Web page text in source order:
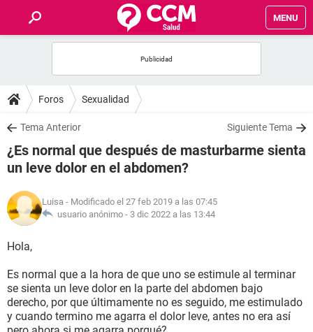
MENU
FOROS
SALUD
FAMILIA
NUTRICIÓN
SEXUALIDAD
GLOSARIO
Foros Sexualidad
Tema Anterior Siguiente Tema
¿Es normal que después de masturbarme sienta
un leve dolor en el abdomen?
Luisa - Modificado el 27 feb 2019 a las 07:45
usuario anónimo - 3 dic 2022 a las 13:44
Hola,
Es normal que a la hora de que uno se estimule al terminar
se sienta un leve dolor en la parte del abdomen bajo
derecho, por que últimamente no es seguido, me estimulado
y cuando termino me agarra el dolor leve, antes no era así